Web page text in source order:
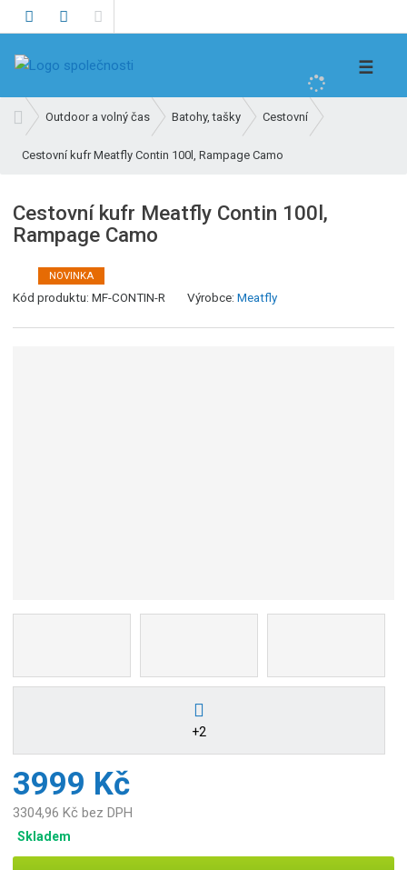
e
t
☰
v
o
í
s
a
Outdoor a volný čas Batohy, tašky Cestovní
Cestovní kufr Meatfly Contin 100l, Rampage Camo
Cestovní kufr Meatfly Contin 100l,
Rampage Camo
NOVINKA
Kód produktu:MF-CONTIN-R Výrobce:Meatfly
+2
3999 Kč
3304,96 Kč bez DPH
Skladem